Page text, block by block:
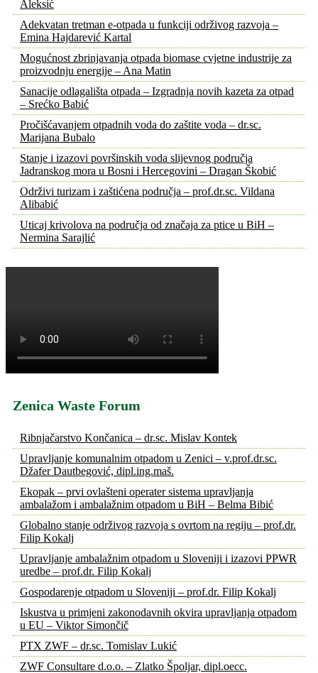
Aleksić
Adekvatan tretman e-otpada u funkciji održivog razvoja –
Emina Hajdarević Kartal
Mogućnost zbrinjavanja otpada biomase cvjetne industrije za
proizvodnju energije – Ana Matin
Sanacije odlagališta otpada – Izgradnja novih kazeta za otpad
– Srećko Babić
Pročišćavanjem otpadnih voda do zaštite voda – dr.sc.
Marijana Bubalo
Stanje i izazovi površinskih voda slijevnog područja
Jadranskog mora u Bosni i Hercegovini – Dragan Škobić
Održivi turizam i zaštićena područja – prof.dr.sc. Vildana
Alibabić
Uticaj krivolova na područja od značaja za ptice u BiH –
Nermina Sarajlić
Zenica Waste Forum
Ribnjačarstvo Končanica – dr.sc. Mislav Kontek
Upravljanje komunalnim otpadom u Zenici – v.prof.dr.sc.
Džafer Dautbegović, dipl.ing.maš.
Ekopak – prvi ovlašteni operater sistema upravljanja
ambalažom i ambalažnim otpadom u BiH – Belma Bibić
Globalno stanje održivog razvoja s ovrtom na regiju – prof.dr.
Filip Kokalj
Upravljanje ambalažnim otpadom u Sloveniji i izazovi PPWR
uredbe – prof.dr. Filip Kokalj
Gospodarenje otpadom u Sloveniji – prof.dr. Filip Kokalj
Iskustva u primjeni zakonodavnih okvira upravljanja otpadom
u EU – Viktor Simončič
PTX ZWF – dr.sc. Tomislav Lukić
ZWF Consultare d.o.o. – Zlatko Špoljar, dipl.oecc.